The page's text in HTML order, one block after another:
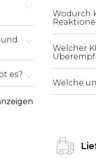
es?
Wodurch
Welcher
Welche